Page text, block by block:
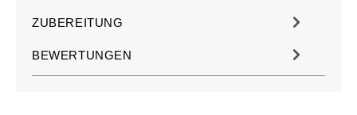
ZUBEREITUNG
BEWERTUNGEN